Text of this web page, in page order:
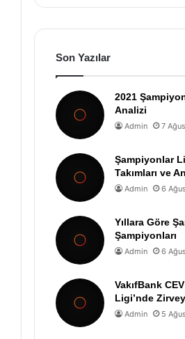
Son Yazılar
2021
Analizi
Admin 7
Şampiyonlar
Takımları ve
Admin 6
Yıllara Göre
Şampiyonları
Admin 6
VakıfBank
Ligi’nde
Admin 5